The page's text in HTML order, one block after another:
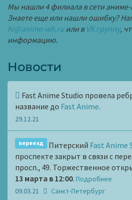
Мы нашли 4 филиала в сети аниме-
Знаете еще или нашли ошибку?
hi@anime-wh.ru или в VK группу,
информацию.
Новости
Fast Anime Studio провела
название до Fast Anime.
29.12.21
переезд Питерский Fast Anime
проспекте закрыт в связи с
просп., 49. Торжественное
13 марта в 12:00. Подробнее
09.03.21
Санкт-Петербург